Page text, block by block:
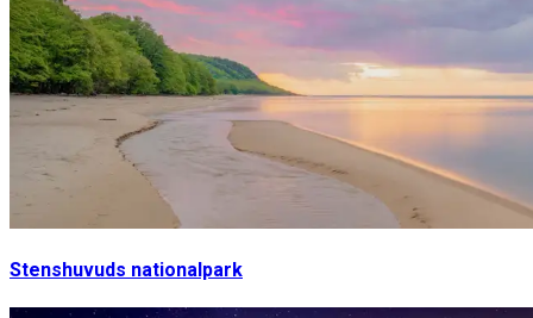
Stenshuvuds nationalpark